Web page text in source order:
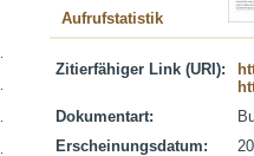
Aufrufstatistik
Zitierfähiger Link (URI):
Dokumentart:
Erscheinungsdatum: